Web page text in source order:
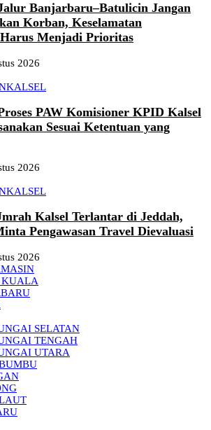
Banjarbaru–Batulicin Jangan
Korban, Keselamatan
Menjadi Prioritas
2026
KALSEL
PAW Komisioner KPID Kalsel
Sesuai Ketentuan yang
2026
KALSEL
Kalsel Terlantar di Jeddah,
Pengawasan Travel Dievaluasi
2026
KUALA
SELATAN
TENGAH
UTARA